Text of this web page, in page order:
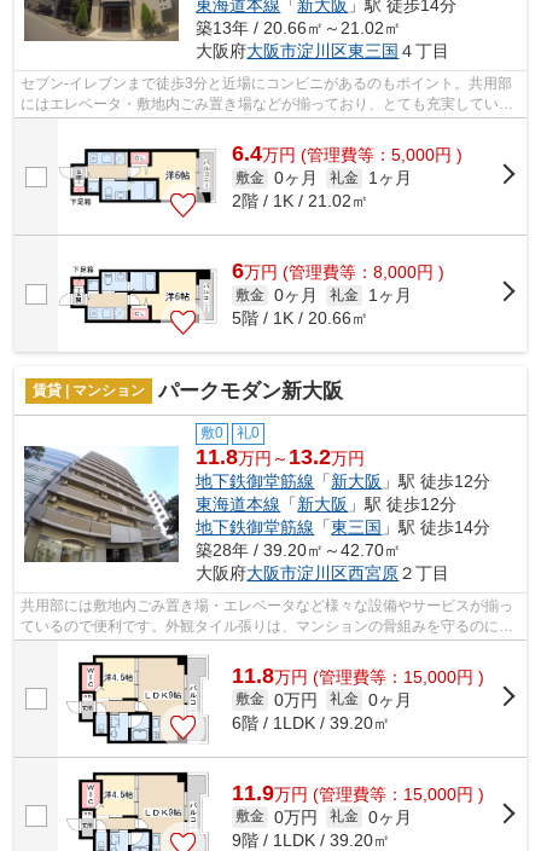
東海道本線 「 新大阪 」駅 徒歩14分
築13年 / 20.66㎡～21.02㎡
大阪府大阪市淀川区東三国 ４丁目
セブン-イレブンまで徒歩3分と近場にコンビニがあるのもポイント。共用部
にはエレベータ・敷地内ごみ置き場などが揃っており、とても充実していま
6.4万円 (管理費等：5,000円 )
敷金 0ヶ月 礼金
1ヶ月
2階 / 1K / 21.02㎡
6万円 (管理費等：8,000円 )
敷金 0ヶ月 礼金
1ヶ月
5階 / 1K / 20.66㎡
賃貸 | マンション パークモダン新大阪
敷0 礼0
11.8万円～ 13.2万円
地下鉄御堂筋線 「新大阪 」駅 徒歩12分
東海道本線 「新大阪 」駅 徒歩12分
地下鉄御堂筋線 「東三国 」駅 徒歩14分
築28年 / 39.20㎡～42.70㎡
大阪府大阪市淀川区西宮原２丁目
共用部には敷地内ごみ置き場・エレベータなど様々な設備やサービスが揃っ
ているので便利です。外観タイル張りは、マンションの骨組みを守るのにも
11.8万円 (管理費等：15,000円 )
敷金 0万円 礼金 0ヶ月
6階 / 1LDK / 39.20㎡
11.9万円 (管理費等：15,000円 )
敷金 0万円 礼金 0ヶ月
9階 / 1LDK / 39.20㎡